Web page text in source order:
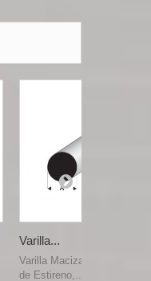
Varilla...
Varilla Maciza redonda
de Estireno,...